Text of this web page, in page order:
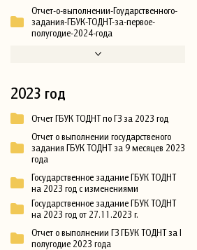
Отчет-о-выполнении-Гоударственного-
задания-ГБУК-ТОДНТ-за-первое-
полугодие-2024-года
2023 год
Отчет ГБУК ТОДНТ по ГЗ за 2023 год
Отчет о выполнении государственого
задания ГБУК ТОДНТ за 9 месяцев 2023
года
Государственное задание ГБУК ТОДНТ
на 2023 год с изменениями
Государственное задание ГБУК ТОДНТ
на 2023 год от 27.11.2023 г.
Отчет о выполнении ГЗ ГБУК ТОДНТ за I
полугодие 2023 года